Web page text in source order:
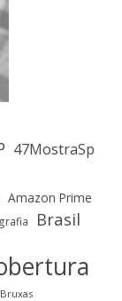
47MostraSp
Amazon Prime
Brasil